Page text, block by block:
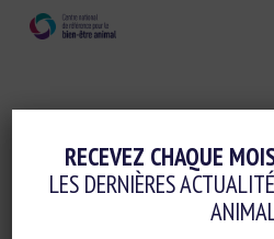
PARLEMENT
RECEVEZ CHAQUE
LES DERNIÈRES